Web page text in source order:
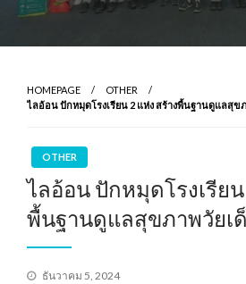
HOMEPAGE
OTHER
ไลอ้อน ปักหมุดโรงเรียน 2 แห่ง สร้างพื้นฐานดูแลสุข
OTHER
ไลอ้อน ปักหมุดโรงเรีย
พื้นฐานดูแลสุขภาพวัยเ
Posted
ธันวาคม 5, 2024